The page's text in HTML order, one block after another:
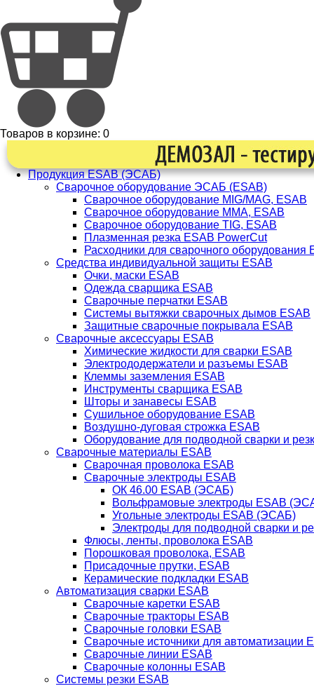
Товаров в корзине: 0
Продукция ESAB (ЭСАБ)
Сварочное оборудование ЭСАБ (ESAB)
Сварочное оборудование MIG/MAG, ESAB
Сварочное оборудование ММА, ESAB
Сварочное оборудование TIG, ESAB
Плазменная резка ESAB PowerCut
Расходники для сварочного оборудования
Средства индивидуальной защиты ESAB
Очки, маски ESAB
Одежда сварщика ESAB
Сварочные перчатки ESAB
Системы вытяжки сварочных дымов ESAB
Защитные сварочные покрывала ESAB
Сварочные аксессуары ESAB
Химические жидкости для сварки ESAB
Электрододержатели и разъемы ESAB
Клеммы заземления ESAB
Инструменты сварщика ESAB
Шторы и занавесы ESAB
Сушильное оборудование ESAB
Воздушно-дуговая строжка ESAB
Оборудование для подводной сварки и
Сварочные материалы ESAB
Сварочная проволока ESAB
Сварочные электроды ESAB
ОК 46.00 ESAB (ЭСАБ)
Вольфрамовые электроды ESAB
Угольные электроды ESAB (ЭСАБ)
Электроды для подводной сварки и
Флюсы, ленты, проволока ESAB
Порошковая проволока, ESAB
Присадочные прутки, ESAB
Керамические подкладки ESAB
Автоматизация сварки ESAB
Сварочные каретки ESAB
Сварочные тракторы ESAB
Сварочные головки ESAB
Сварочные источники для автоматизации
Сварочные линии ESAB
Сварочные колонны ESAB
Системы резки ESAB